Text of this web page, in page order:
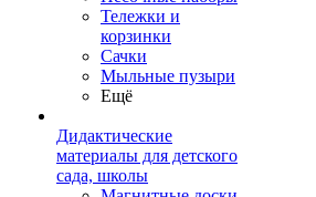
Тележки и
корзинки
Сачки
Мыльные пузыри
Ещё
Дидактические
материалы для детского
сада, школы